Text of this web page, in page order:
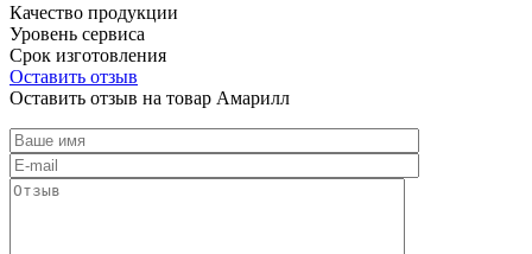
Качество продукции
Уровень сервиса
Срок изготовления
Оставить отзыв
Оставить отзыв на товар Амарилл